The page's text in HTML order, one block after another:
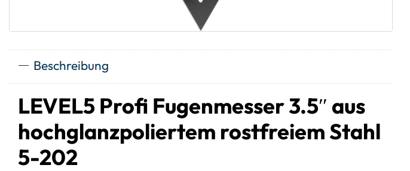
Beschreibung
LEVEL5 Profi Fugenmesser 3.5″ aus
hochglanzpoliertem rostfreiem Stahl
5-202